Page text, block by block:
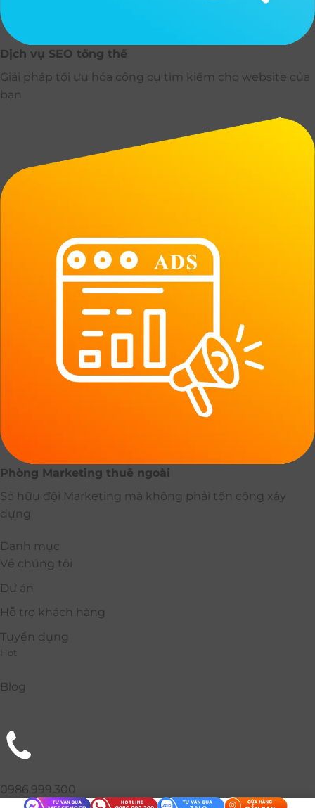
Dịch vụ SEO tổng thể
Giải pháp tối ưu hóa công cụ tìm kiếm cho website của
bạn
Phòng Marketing thuê ngoài
Sở hữu đội Marketing mà không phải tốn công xây
dựng
Danh mục
Về chúng tôi
Dự án
Hỗ trợ khách hàng
Tuyển dụng
Hot
Blog
0986.999.300